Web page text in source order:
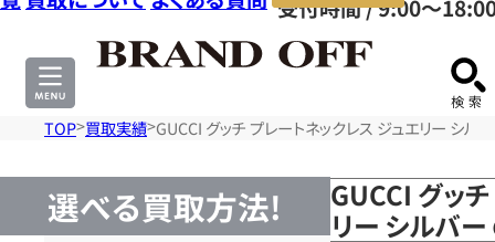
ル
0120604117
受付時間 / 9:00～
サ
TOP 買取実績 GUCCI グッチ プレートネックレス ジュエリー シル
選べる買取方法!
GUCCI グッ
リー シルバ